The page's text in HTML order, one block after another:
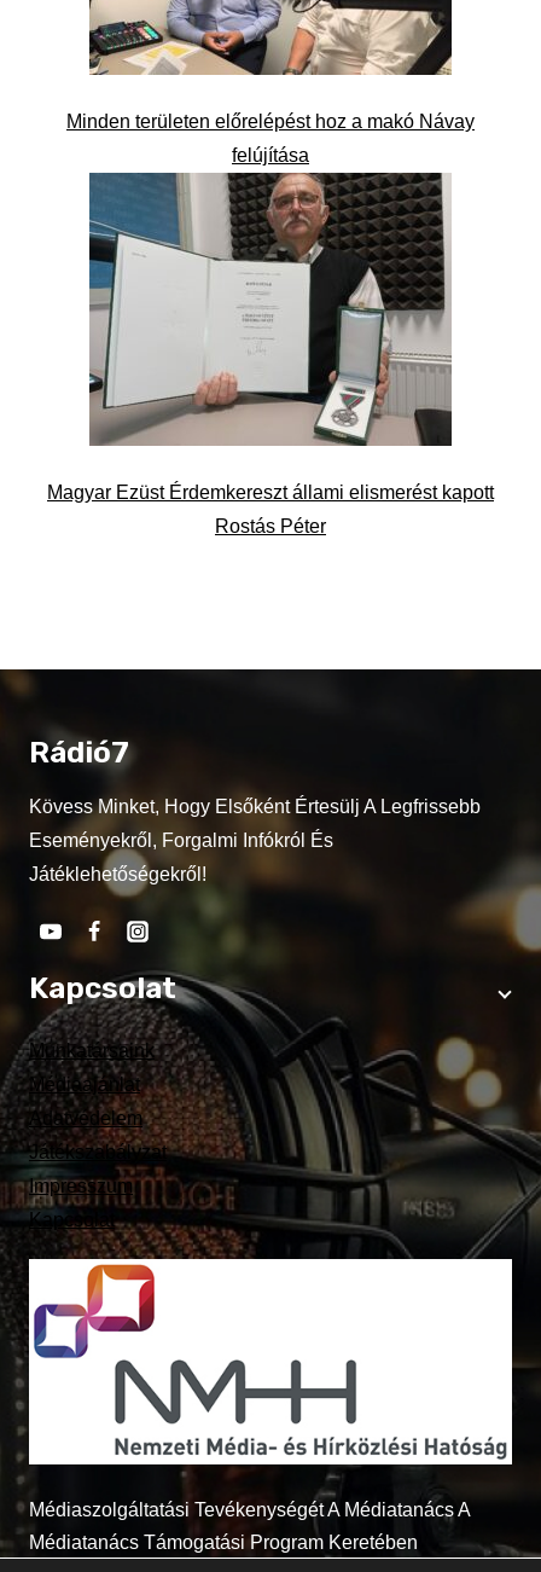
Minden területen előrelépést hoz a makó Návay
felújítása
Magyar Ezüst Érdemkereszt állami elismerést kapott
Rostás Péter
Rádió7
Kövess Minket, Hogy Elsőként Értesülj A Legfrissebb
Eseményekről, Forgalmi Infókról És
Játéklehetőségekről!
Kapcsolat
Munkatársaink
Médiaajánlat
Adatvédelem
Játékszabályzat
Impresszum
Kapcsolat
Médiaszolgáltatási Tevékenységét A Médiatanács A
Médiatanács Támogatási Program Keretében